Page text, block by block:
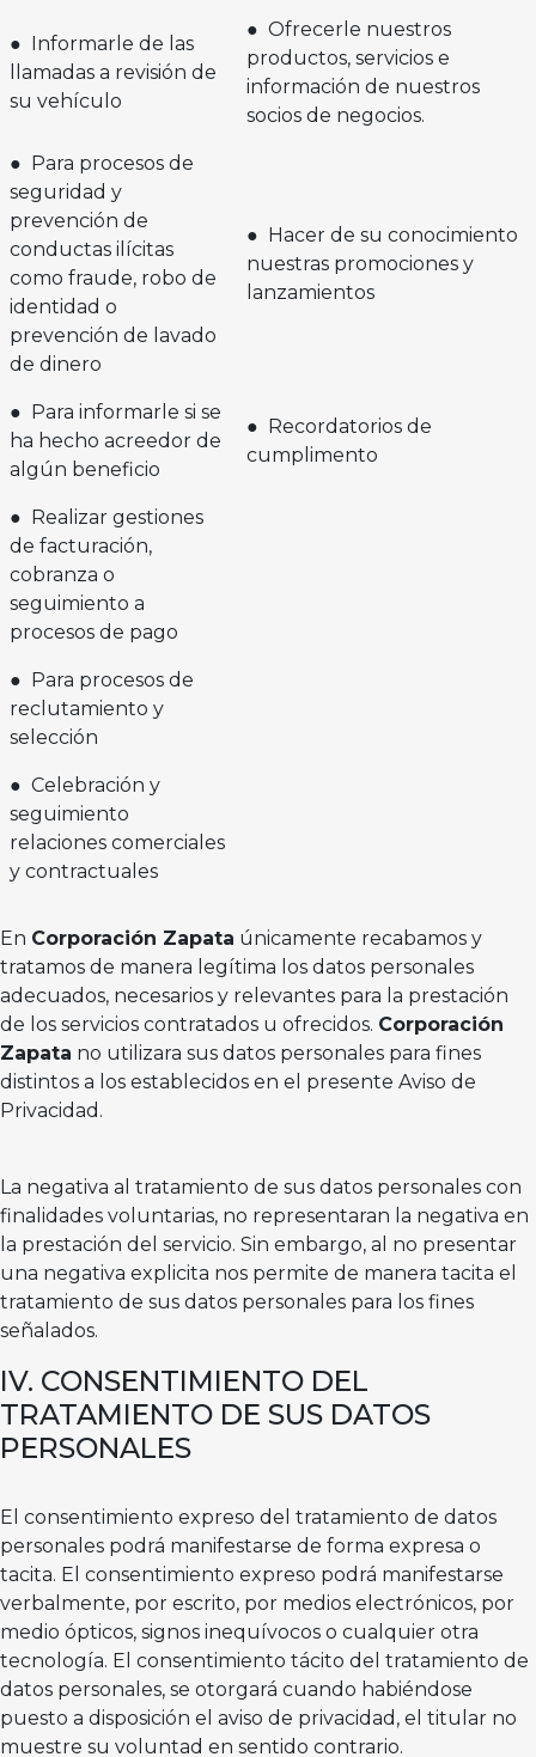
● Informarle de las
llamadas a revisión de
su vehículo
● Ofrecerle nuestros
productos, servicios e
información de nuestros
socios de negocios.
● Para procesos de
seguridad y
prevención de
conductas ilícitas
como fraude, robo de
identidad o
prevención de lavado
de dinero
● Hacer de su conocimiento
nuestras promociones y
lanzamientos
● Para informarle si se
ha hecho acreedor de
algún beneficio
● Recordatorios de
cumplimento
● Realizar gestiones
de facturación,
cobranza o
seguimiento a
procesos de pago
● Para procesos de
reclutamiento y
selección
● Celebración y
seguimiento
relaciones comerciales
y contractuales
En Corporación Zapata únicamente recabamos y
tratamos de manera legítima los datos personales
adecuados, necesarios y relevantes para la prestación
de los servicios contratados u ofrecidos. Corporación
Zapata no utilizara sus datos personales para fines
distintos a los establecidos en el presente Aviso de
Privacidad.
La negativa al tratamiento de sus datos personales con
finalidades voluntarias, no representaran la negativa en
la prestación del servicio. Sin embargo, al no presentar
una negativa explicita nos permite de manera tacita el
tratamiento de sus datos personales para los fines
señalados.
IV. CONSENTIMIENTO DEL
TRATAMIENTO DE SUS DATOS
PERSONALES
El consentimiento expreso del tratamiento de datos
personales podrá manifestarse de forma expresa o
tacita. El consentimiento expreso podrá manifestarse
verbalmente, por escrito, por medios electrónicos, por
medio ópticos, signos inequívocos o cualquier otra
tecnología. El consentimiento tácito del tratamiento de
datos personales, se otorgará cuando habiéndose
puesto a disposición el aviso de privacidad, el titular no
muestre su voluntad en sentido contrario.